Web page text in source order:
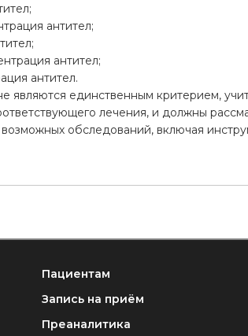
антител;
антител;
антител.
являются единственным критерием,
лечения, и должны
обследований, включая
Пациентам
Запись на приём
Преаналитика